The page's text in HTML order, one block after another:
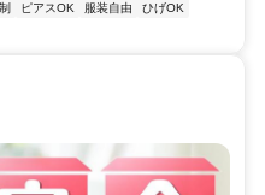
ピアスOK 服装自由
ひげOK